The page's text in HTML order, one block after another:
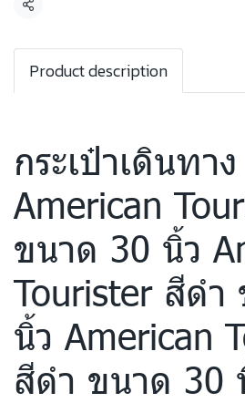
แชร์
Product description
กระเป๋าเดินทาง
American
ขนาด 30 นิ้ว
Tourister สีดำ
นิ้ว American
สีดำ ขนาด 30